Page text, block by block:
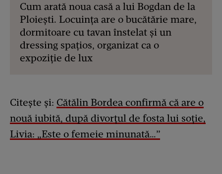
Cum arată noua casă a lui Bogdan de la
Ploiești. Locuința are o bucătărie mare,
dormitoare cu tavan înstelat și un
dressing spațios, organizat ca o
expoziție de lux
Citește și: Cătălin Bordea confirmă că are o
nouă iubită, după divorțul de fosta lui soție,
Livia: „Este o femeie minunată…”